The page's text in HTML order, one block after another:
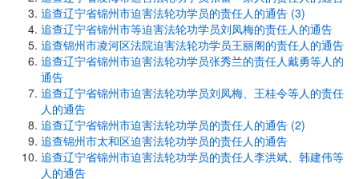
追查辽宁省锦州市迫害法轮功学员的责任人的通告 (3)
追查辽宁省锦州市等迫害法轮功学员刘凤梅的责任人的通告
追查锦州市凌河区法院迫害法轮功学员王丽阁的责任人的通告
追查辽宁省锦州市迫害法轮功学员张秀兰的责任人戴勇等人的
通告
追查辽宁省锦州市迫害法轮功学员刘凤梅、王桂令等人的责任
人的通告
追查辽宁省锦州市迫害法轮功学员的责任人的通告 (2)
追查锦州市太和区迫害法轮功学员的责任人的通告
追查辽宁省锦州市迫害法轮功学员的责任人李洪斌、韩建伟等
人的通告